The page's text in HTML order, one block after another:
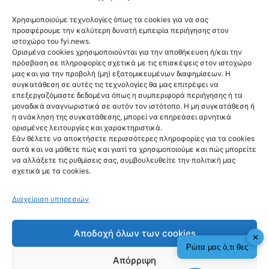
Χρησιμοποιούμε τεχνολογίες όπως τα cookies για να σας
προσφέρουμε την καλύτερη δυνατή εμπειρία περιήγησης στον
ιστοχώρο του fyi.news.
Ορισμένα cookies χρησιμοποιούνται για την αποθήκευση ή/και την
πρόσβαση σε πληροφορίες σχετικά με τις επισκέψεις στον ιστοχώρο
μας και για την προβολή (μη) εξατομικευμένων διαφημίσεων. Η
συγκατάθεση σε αυτές τις τεχνολογίες θα μας επιτρέψει να
επεξεργαζόμαστε δεδομένα όπως η συμπεριφορά περιήγησης ή τα
μοναδικά αναγνωριστικά σε αυτόν τον ιστότοπο. Η μη συγκατάθεση ή
η ανάκληση της συγκατάθεσης, μπορεί να επηρεάσει αρνητικά
ορισμένες λειτουργίες και χαρακτηριστικά.
Εάν θέλετε να αποκτήσετε περισσότερες πληροφορίες για τα cookies
αυτά και να μάθετε πώς και γιατί τα χρησιμοποιούμε και πώς μπορείτε
να αλλάξετε τις ρυθμίσεις σας, συμβουλευθείτε την πολιτική μας
σχετικά με τα cookies.
Διαχείριση υπηρεσιών
Αποδοχή όλων των cookies
Απόρριψη
Ακολούθησέ μας
Newsletter
✕
Ρώτα μας ό,τι θες